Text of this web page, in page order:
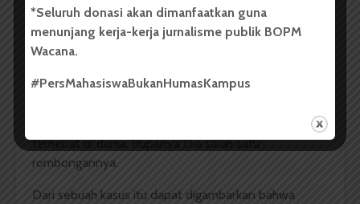
seorang pesulap profesional,juggler, ventriloquis,
seorang ahli trik menggunakan tali hingga dapat
mengikat diri sendiri. Semuanya benar adanya saat
dikulum dan mengeluarkan sebuah poster yang berisi
terhebat di dunia. Rupanya Dia salah satu
rombongannya.
Dari sebuah kasus itu dapat digambarkan bahwa
*Seluruh donasi akan dimanfaatkan guna
menunjang kerja-kerja jurnalisme publik BOPM
Wacana.
#PersMahasiswaBukanHumasKampus